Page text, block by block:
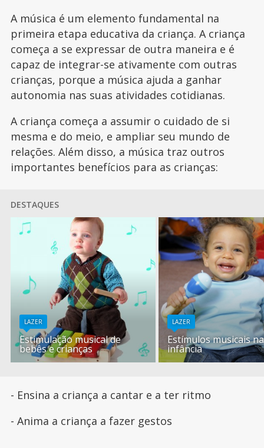
A música é um elemento fundamental na
primeira etapa educativa da criança. A criança
começa a se expressar de outra maneira e é
capaz de integrar-se ativamente com outras
crianças, porque a música ajuda a ganhar
autonomia nas suas atividades cotidianas.
A criança começa a assumir o cuidado de si
mesma e do meio, e ampliar seu mundo de
relações. Além disso, a música traz outros
importantes benefícios para as crianças:
DESTAQUES
LAZER
Estimulação musical de
bebês e crianças
LAZER
Estímulos musicais na
infância
- Ensina a criança a cantar e a ter ritmo
- Anima a criança a fazer gestos